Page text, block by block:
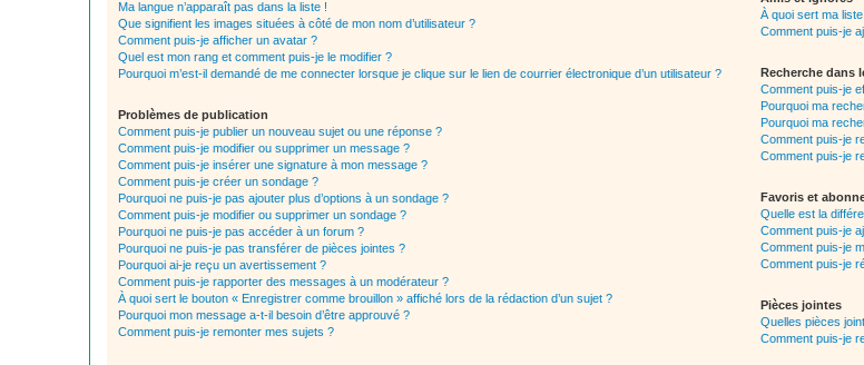
Ma langue n’apparaît pas dans la liste !
Que signifient les images situées à côté de mon nom d’utilisateur ?
Comment puis-je afficher un avatar ?
Quel est mon rang et comment puis-je le modifier ?
Pourquoi m’est-il demandé de me connecter lorsque je clique sur le lien de courrier électronique d’un utilisateur ?
Problèmes de publication
Comment puis-je publier un nouveau sujet ou une réponse ?
Comment puis-je modifier ou supprimer un message ?
Comment puis-je insérer une signature à mon message ?
Comment puis-je créer un sondage ?
Pourquoi ne puis-je pas ajouter plus d’options à un sondage ?
Comment puis-je modifier ou supprimer un sondage ?
Pourquoi ne puis-je pas accéder à un forum ?
Pourquoi ne puis-je pas transférer de pièces jointes ?
Pourquoi ai-je reçu un avertissement ?
Comment puis-je rapporter des messages à un modérateur ?
À quoi sert le bouton « Enregistrer comme brouillon » affiché lors de la rédaction d’un sujet ?
Pourquoi mon message a-t-il besoin d’être approuvé ?
Comment puis-je remonter mes sujets ?
À quoi sert ma liste
Comment puis-je
Recherche dans
Comment puis-je
Pourquoi ma
Pourquoi ma
Comment puis-je
Comment puis-je
Favoris et
Quelle est la
Comment puis-je
Comment puis-je
Comment puis-je
Pièces jointes
Quelles pièces
Comment puis-je